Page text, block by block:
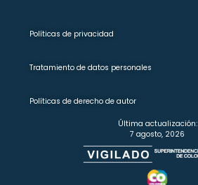
Políticas de privacidad
Tratamiento de datos personales
Políticas de derecho de autor
Última actualización:
7 agosto, 2026